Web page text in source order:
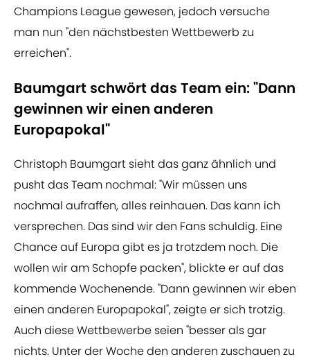
Champions League gewesen, jedoch versuche
man nun "den nächstbesten Wettbewerb zu
erreichen".
Baumgart schwört das Team ein: "Dann
gewinnen wir einen anderen
Europapokal"
Christoph Baumgart sieht das ganz ähnlich und
pusht das Team nochmal: "Wir müssen uns
nochmal aufraffen, alles reinhauen. Das kann ich
versprechen. Das sind wir den Fans schuldig. Eine
Chance auf Europa gibt es ja trotzdem noch. Die
wollen wir am Schopfe packen", blickte er auf das
kommende Wochenende. "Dann gewinnen wir eben
einen anderen Europapokal", zeigte er sich trotzig.
Auch diese Wettbewerbe seien "besser als gar
nichts. Unter der Woche den anderen zuschauen zu